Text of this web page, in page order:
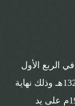
الربع الأول
من القرن الرابع عشر الهجري سنة 1320هـ وذلك نهاية
القرن العشرين الميلادي نحو سنة 1900م على يد